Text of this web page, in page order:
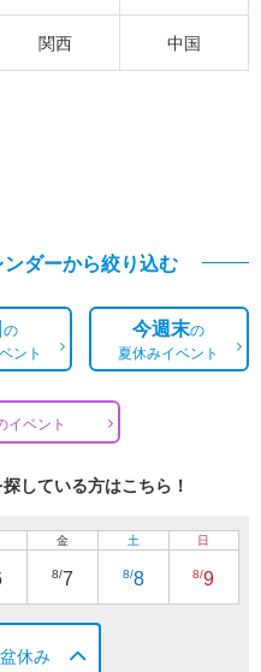
関西 中国
ダーから絞り込む
の
ント
今週末の
夏休みイベント
イベント
している方はこちら！
金
8/7
土
8/8
日
8/9
休み